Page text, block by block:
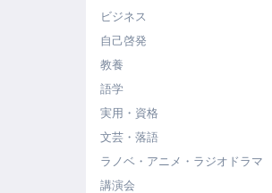
ビジネス
自己啓発
教養
語学
実用・資格
文芸・落語
ラノベ・アニメ・ラジオドラマ
講演会